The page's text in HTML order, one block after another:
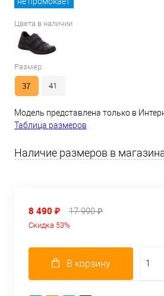
Цвета в наличии
Размер:
37 41
Модель представлена только в
Таблица размеров
Наличие размеров в
8 490 ₽ 17 990 ₽
Скидка 53%
В корзину